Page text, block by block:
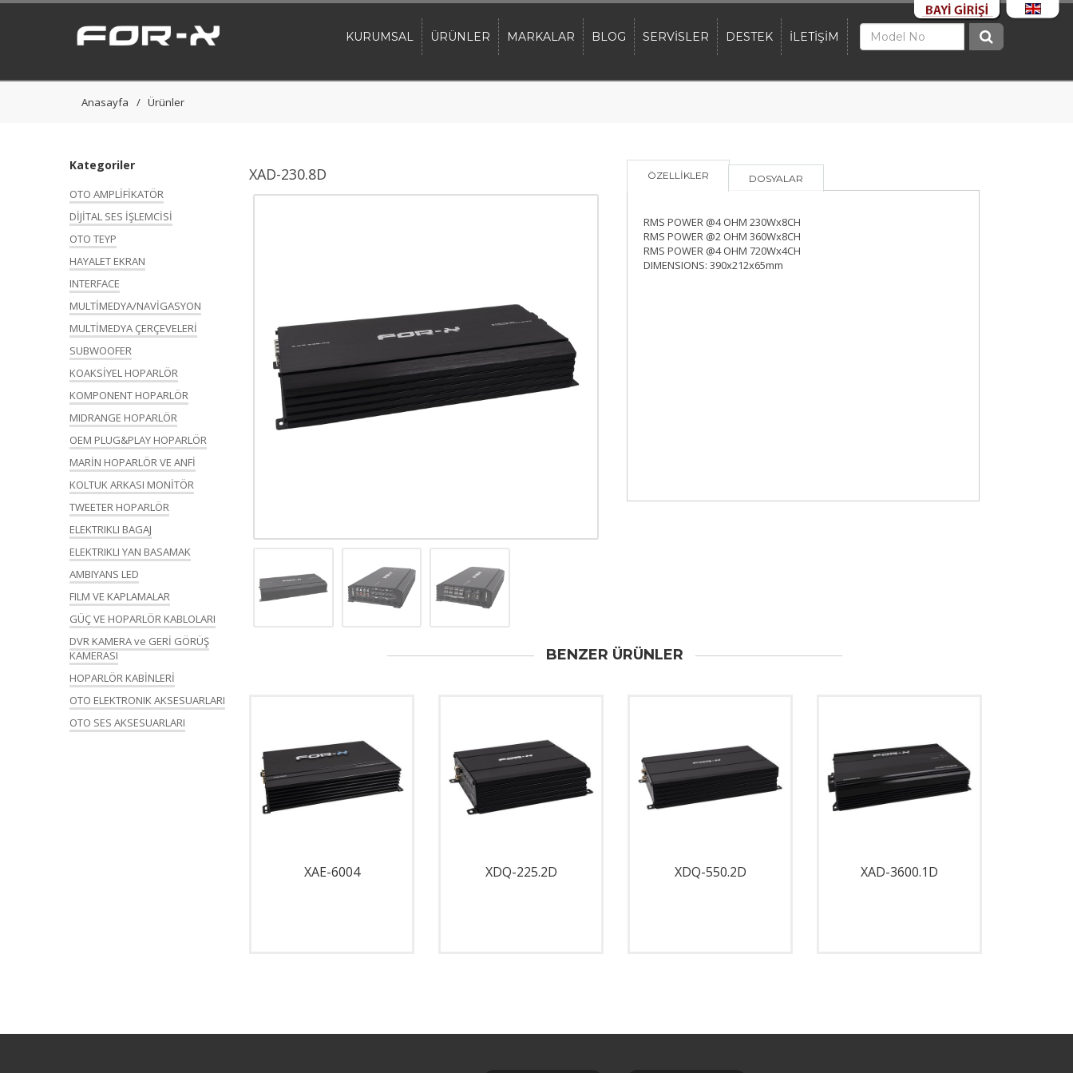
KURUMSAL ÜRÜNLER MARKALAR BLOG SERVİSLER DESTEK İLETİŞİM
Anasayfa Ürünler
Kategoriler
OTO AMPLİFİKATÖR
DİJİTAL SES İŞLEMCİSİ
OTO TEYP
HAYALET EKRAN
INTERFACE
MULTİMEDYA/NAVİGASYON
MULTİMEDYA ÇERÇEVELERİ
SUBWOOFER
KOAKSİYEL HOPARLÖR
KOMPONENT HOPARLÖR
MIDRANGE HOPARLÖR
OEM PLUG&PLAY HOPARLÖR
MARİN HOPARLÖR VE ANFİ
KOLTUK ARKASI MONİTÖR
TWEETER HOPARLÖR
ELEKTRIKLI BAGAJ
ELEKTRIKLI YAN BASAMAK
AMBIYANS LED
FILM VE KAPLAMALAR
GÜÇ VE HOPARLÖR KABLOLARI
DVR KAMERA ve GERİ GÖRÜŞ
KAMERASI
HOPARLÖR KABİNLERİ
OTO ELEKTRONIK AKSESUARLARI
OTO SES AKSESUARLARI
XAD-230.8D ÖZELLİKLER DOSYALAR
RMS POWER @4 OHM 230Wx8CH
RMS POWER @2 OHM 360Wx8CH
RMS POWER @4 OHM 720Wx4CH
DIMENSIONS: 390x212x65mm
BENZER ÜRÜNLER
XAE-6004 XDQ-225.2D XDQ-550.2D XAD-3600.1D